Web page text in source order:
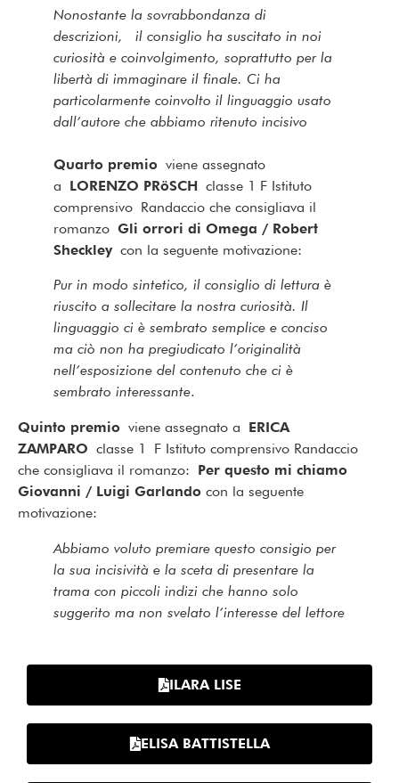
Nonostante la sovrabbondanza di
descrizioni, il consiglio ha suscitato in noi
curiosità e coinvolgimento, soprattutto per la
libertà di immaginare il finale. Ci ha
particolarmente coinvolto il linguaggio usato
dall’autore che abbiamo ritenuto incisivo
Quarto premio viene assegnato
a LORENZO PRöSCH classe 1 F Istituto
comprensivo Randaccio che consigliava il
romanzo Gli orrori di Omega / Robert
Sheckleycon la seguente motivazione:
Pur in modo sintetico, il consiglio di lettura è
riuscito a sollecitare la nostra curiosità. Il
linguaggio ci è sembrato semplice e conciso
ma ciò non ha pregiudicato l’originalità
nell’esposizione del contenuto che ci è
sembrato interessante.
Quinto premio viene assegnato a ERICA
ZAMPARO classe 1 F Istituto comprensivo Randaccio
che consigliava il romanzo: Per questo mi chiamo
Giovanni / Luigi Garlando con la seguente
motivazione:
Abbiamo voluto premiare questo consigio per
la sua incisività e la sceta di presentare la
trama con piccoli indizi che hanno solo
suggerito ma non svelato l’interesse del lettore
ILARA LISE
ELISA BATTISTELLA